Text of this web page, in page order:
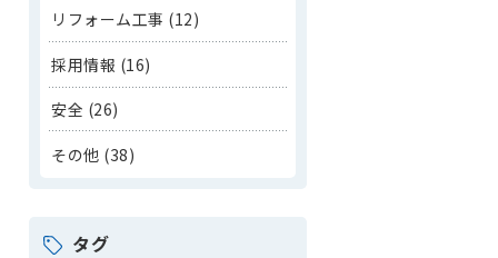
リフォーム工事 (12)
採用情報 (16)
安全 (26)
その他 (38)
タグ